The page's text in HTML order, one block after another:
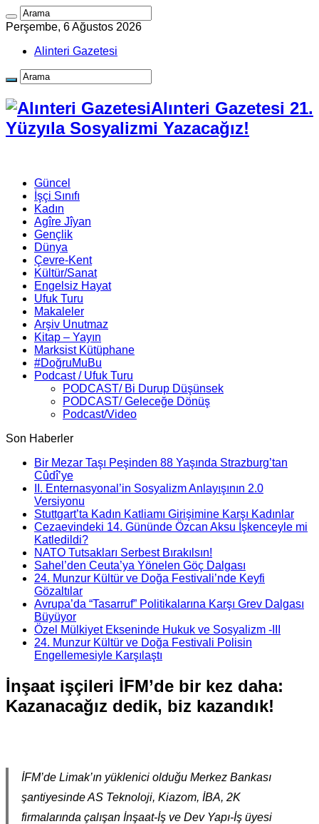
Perşembe, 6 Ağustos 2026
Alinteri Gazetesi
Alınteri Gazetesi 21.
Yüzyıla Sosyalizmi Yazacağız!
Güncel
İşçi Sınıfı
Kadın
Agîre Jîyan
Gençlik
Dünya
Çevre-Kent
Kültür/Sanat
Engelsiz Hayat
Ufuk Turu
Makaleler
Arşiv Unutmaz
Kitap – Yayın
Marksist Kütüphane
#DoğruMuBu
Podcast / Ufuk Turu
PODCAST/ Bi Durup Düşünsek
PODCAST/ Geleceğe Dönüş
Podcast/Video
Son Haberler
Bir Mezar Taşı Peşinden 88 Yaşında Strazburg’tan
Cûdî’ye
II. Enternasyonal’in Sosyalizm Anlayışının 2.0
Versiyonu
Stuttgart’ta Kadın Katliamı Girişimine Karşı Kadınlar
Cezaevindeki 14. Gününde Özcan Aksu İşkenceyle mi
Katledildi?
NATO Tutsakları Serbest Bırakılsın!
Sahel’den Ceuta’ya Yönelen Göç Dalgası
24. Munzur Kültür ve Doğa Festivali’nde Keyfi
Gözaltılar
Avrupa’da “Tasarruf” Politikalarına Karşı Grev Dalgası
Büyüyor
Özel Mülkiyet Ekseninde Hukuk ve Sosyalizm -III
24. Munzur Kültür ve Doğa Festivali Polisin
Engellemesiyle Karşılaştı
İnşaat işçileri İFM’de bir kez daha:
Kazanacağız dedik, biz kazandık!
İFM’de Limak’ın yüklenici olduğu Merkez Bankası
şantiyesinde AS Teknoloji, Kiazom, İBA, 2K
firmalarında çalışan İnşaat-İş ve Dev Yapı-İş üyesi